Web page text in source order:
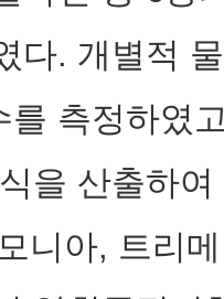
다. 개별적
를 측정하였
을 산출하
니아, 트리